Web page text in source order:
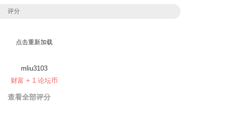
评分
点击重新加载
mliu3103
财富 + 1 论坛币
查看全部评分